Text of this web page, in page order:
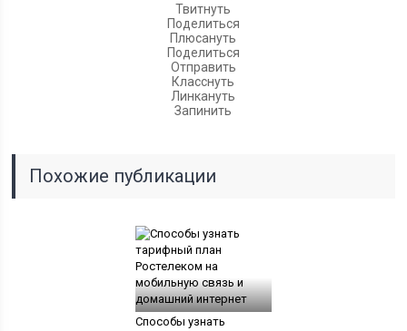
Твитнуть
Поделиться
Плюсануть
Поделиться
Отправить
Класснуть
Линкануть
Запинить
Похожие публикации
Способы узнать